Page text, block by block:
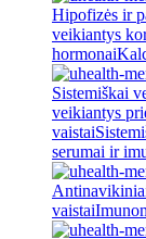
Hipofizės ir
veikiantys
hormonai
Sistemiškai
veikiantys
vaistai
serumai ir
vaistai